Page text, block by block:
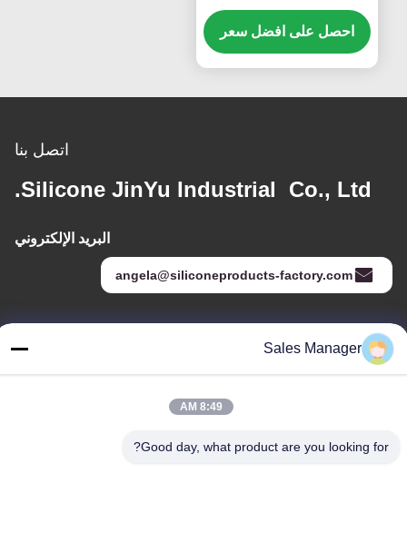
القدم قابلة لإعادة الاستخدام
احصل على افضل سعر
اتصل بنا
Silicone JinYu Industrial Co., Ltd.
البريد الإلكتروني
angela@siliconeproducts-factory.com
عنواننا
العنوان
Sales Manager
8:49 AM
Good day, what product are you looking for?